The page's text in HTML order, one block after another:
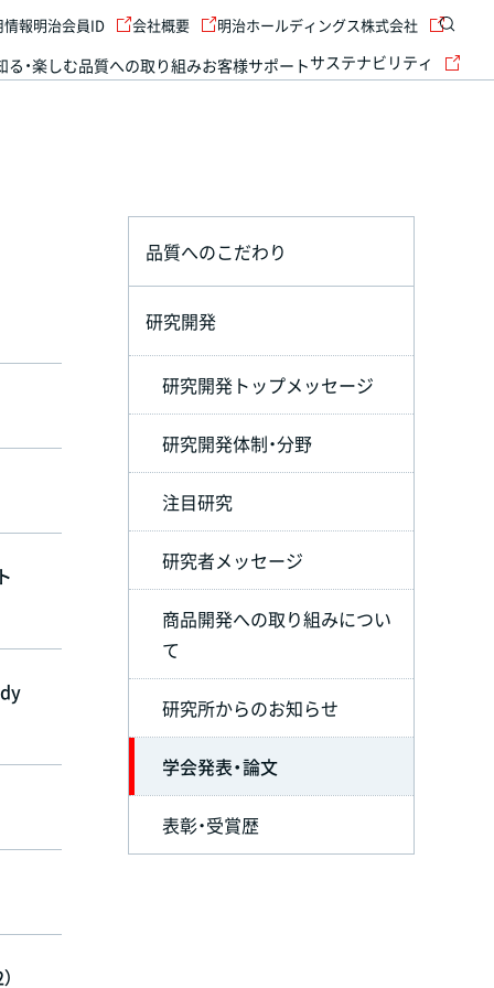
る・楽しむ品質への取り組みお客様サポートサステナビリティ
情報明治会員ID 会社概要 明治ホールディングス株式会社
品質へのこだわり
研究開発
研究開発トップメッセージ
研究開発体制・分野
注目研究
研究者メッセージ
商品開発への取り組みについ
て
研究所からのお知らせ
学会発表・論文
表彰・受賞歴